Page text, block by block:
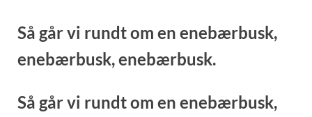
Så går vi rundt om en enebærbusk,
enebærbusk,enebærbusk.
Så går vi rundt om en enebærbusk,